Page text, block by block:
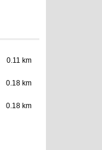
0.11 km
0.18 km
0.18 km